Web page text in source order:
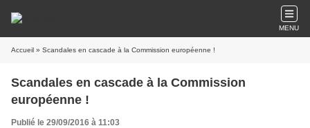
MENU
Accueil » Scandales en cascade à la Commission européenne !
Scandales en cascade à la Commission
européenne !
Publié le 29/09/2016 à 11:03